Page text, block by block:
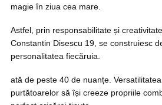
magie în ziua cea mare.
Astfel, prin responsabilitate și
Constantin Disescu 19, se construiesc
personalitatea fiecăruia.
ată de peste 40 de nuanțe.
purtătoarelor să își creeze propriile